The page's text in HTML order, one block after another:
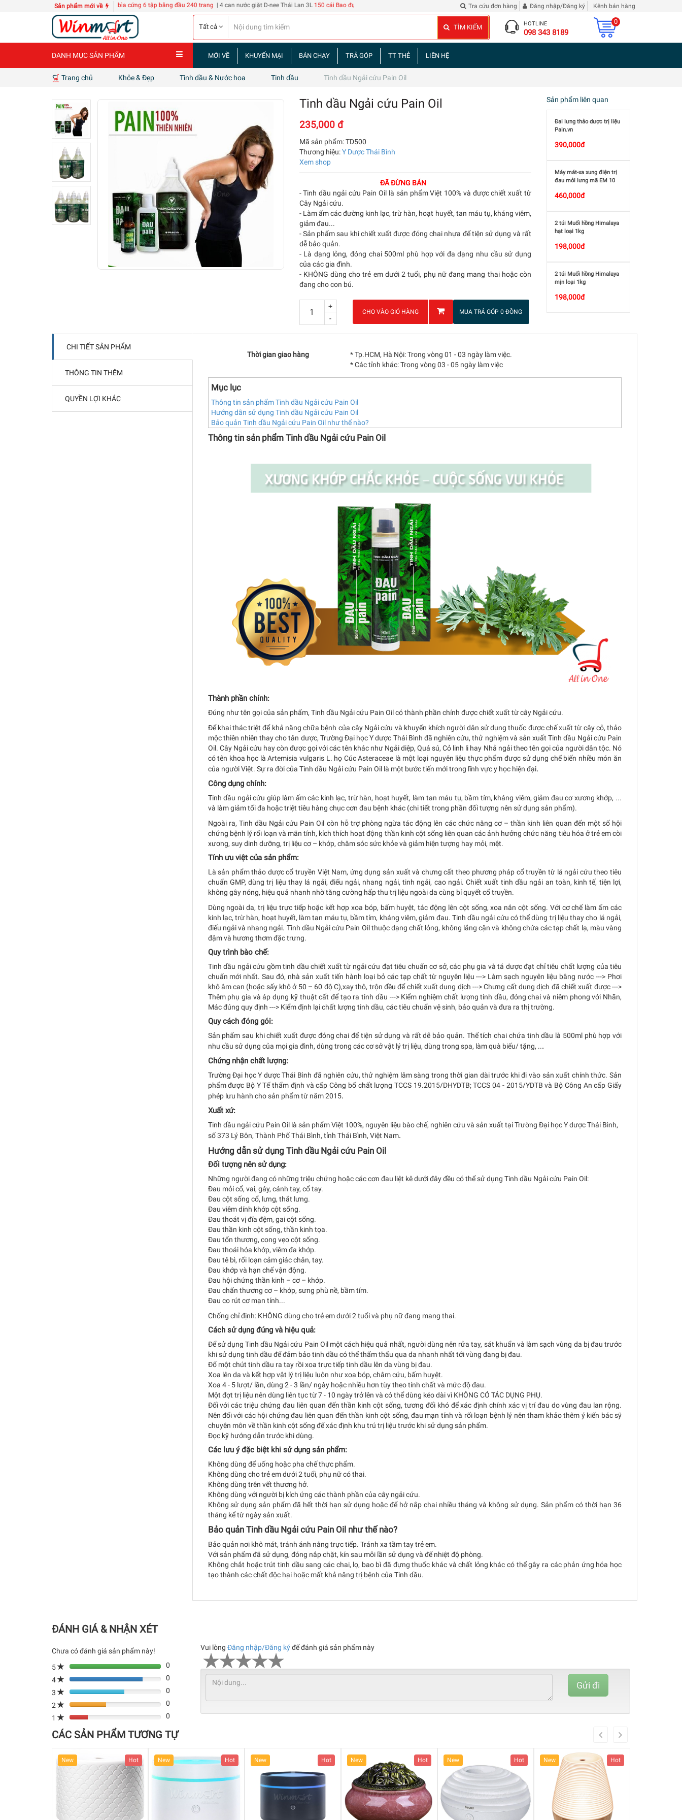
Sản phẩm mới về
10 quyển Sổ A3 bìa cứng 6 tập bằng đầu 240 trang | 4 can nước giặt D-nee Thái Lan 3L150 cái Bao đựng thẻ nhân viên 108 | 60 tập truyện tranh Tam Quốc Diễn NghĩaĐừng phê bình tôi | 2 chai Rượu Vang Hibiscus Roselle
Tra cứu đơn hàng Đăng nhập/Đăng ký Kênh bán hàng
Tất cả TÌM KIẾM HOTLINE
098 343 8189
0
DANH MỤC SẢN PHẨM MỚI VỀ KHUYẾN MẠI BÁN CHẠY TRẢ GÓP TT THẺ LIÊN HỆ
Trang chủ Khỏe & Đẹp Tinh dầu & Nước hoa Tinh dầu Tinh dầu Ngải cứu Pain Oil
Tinh dầu Ngải cứu Pain Oil
235,000 đ
Mã sản phẩm:TD500
Thương hiệu:Y Dược Thái Bình
Xem shop
ĐÃ ĐỪNG BÁN
- Tinh dầu ngải cứu Pain Oil là sản phẩm Việt 100% và được chiết xuất từ
Cây Ngải cứu.
- Làm ấm các đường kinh lạc, trừ hàn, hoạt huyết, tan máu tụ, kháng viêm,
giảm đau...
- Sản phẩm sau khi chiết xuất được đóng chai nhựa để tiện sử dụng và rất
dễ bảo quản.
- Là dạng lỏng, đóng chai 500ml phù hợp với đa dạng nhu cầu sử dụng
của các gia đình.
- KHÔNG dùng cho trẻ em dưới 2 tuổi, phụ nữ đang mang thai hoặc còn
đang cho con bú.
+
-
CHO VÀO GIỎ HÀNG MUA TRẢ GÓP 0 ĐỒNG
Sản phẩm liên quan
Đai lưng thảo dược trị liệu
Pain.vn
390,000đ
Máy mát-xa xung điện trị
đau mỏi lưng mã EM 10
460,000đ
2 túi Muối hồng Himalaya
hạt loại 1kg
198,000đ
2 túi Muối hồng Himalaya
mịn loại 1kg
198,000đ
CHI TIẾT SẢN PHẨM
THÔNG TIN THÊM
QUYỀN LỢI KHÁC
Thời gian giao hàng
* Tp.HCM, Hà Nội: Trong vòng 01 - 03 ngày làm việc.
* Các tỉnh khác: Trong vòng 03 - 05 ngày làm việc
Mục lục
Thông tin sản phẩm Tinh dầu Ngải cứu Pain Oil
Hướng dẫn sử dụng Tinh dầu Ngải cứu Pain Oil
Bảo quản Tinh dầu Ngải cứu Pain Oil như thế nào?
Thông tin sản phẩm Tinh dầu Ngải cứu Pain Oil
Thành phần chính:
Đúng như tên gọi của sản phẩm, Tinh dầu Ngải cứu Pain Oil có thành phần chính được chiết xuất từ cây Ngải cứu.
Để khai thác triệt để khả năng chữa bệnh của cây Ngải cứu và khuyến khích người dân sử dụng thuốc được chế xuất từ cây cỏ, thảo
mộc thiên nhiên thay cho tân dược, Trường Đại học Y dược Thái Bình đã nghiên cứu, thử nghiệm và sản xuất Tinh dầu Ngải cứu Pain
Oil. Cây Ngải cứu hay còn được gọi với các tên khác như Ngải diệp, Quá sú, Cỏ linh li hay Nhả ngải theo tên gọi của người dân tộc. Nó
có tên khoa học là Artemisia vulgaris L. họ Cúc Asteraceae là một loại nguyên liệu thực phẩm được sử dụng chế biến nhiều món ăn
của người Việt. Sự ra đời của Tinh dầu Ngải cứu Pain Oil là một bước tiến mới trong lĩnh vực y học hiện đại.
Công dụng chính:
Tinh dầu ngải cứu giúp làm ấm các kinh lạc, trừ hàn, hoạt huyết, làm tan máu tụ, bầm tím, kháng viêm, giảm đau cơ xương khớp, ...
và làm giảm tối đa hoặc triệt tiêu hàng chục cơn đau bệnh khác (chi tiết trong phần đối tượng nên sử dụng sản phẩm).
Ngoài ra, Tinh dầu Ngải cứu Pain Oil còn hỗ trợ phòng ngừa tác động lên các chức năng cơ – thần kinh liên quan đến một số hội
chứng bệnh lý rối loạn và mãn tính, kích thích hoạt động thần kinh cột sống liên quan các ảnh hưởng chức năng tiêu hóa ở trẻ em còi
xương, suy dinh dưỡng, trị liệu cơ – khớp, chăm sóc sức khỏe và giảm hiện tượng hay mỏi, mệt.
Tính ưu việt của sản phẩm:
Là sản phẩm thảo dược cổ truyền Việt Nam, ứng dụng sản xuất và chưng cất theo phương pháp cổ truyền từ lá ngải cứu theo tiêu
chuẩn GMP, dùng trị liệu thay lá ngải, điếu ngải, nhang ngải, tinh ngải, cao ngải. Chiết xuất tinh dầu ngải an toàn, kinh tế, tiện lợi,
không gây nóng, hiệu quả nhanh nhờ tăng cường hấp thu trị liệu ngoài da cùng bí quyết cổ truyền.
Dùng ngoài da, trị liệu trực tiếp hoặc kết hợp xoa bóp, bấm huyệt, tác động lên cột sống, xoa nắn cột sống. Với cơ chế làm ấm các
kinh lạc, trừ hàn, hoạt huyết, làm tan máu tụ, bầm tím, kháng viêm, giảm đau. Tinh dầu ngải cứu có thể dùng trị liệu thay cho lá ngải,
điếu ngải và nhang ngải. Tinh dầu Ngải cứu Pain Oil thuộc dạng chất lỏng, không lắng cặn và không chứa các tạp chất lạ, màu vàng
đậm và hương thơm đặc trưng.
Quy trình bào chế:
Tinh dầu ngải cứu gồm tinh dầu chiết xuất từ ngải cứu đạt tiêu chuẩn cơ sở, các phụ gia và tá dược đạt chỉ tiêu chất lượng của tiêu
chuẩn mới nhất. Sau đó, nhà sản xuất tiến hành loại bỏ các tạp chất từ nguyên liệu ---> Làm sạch nguyên liệu bằng nước ---> Phơi
khô âm can (hoặc sấy khô ở 50 – 60 độ C),xay thô, trộn đều để chiết xuất dung dịch ---> Chưng cất dung dịch đã chiết xuất được --->
Thêm phụ gia và áp dụng kỹ thuật cất để tạo ra tinh dầu ---> Kiểm nghiệm chất lượng tinh dầu, đóng chai và niêm phong với Nhãn,
Mác đúng quy định ---> Kiểm định lại chất lượng tinh dầu, các tiêu chuẩn vệ sinh, bảo quản và đưa ra thị trường.
Quy cách đóng gói:
Sản phẩm sau khi chiết xuất được đóng chai để tiện sử dụng và rất dễ bảo quản. Thể tích chai chứa tinh dầu là 500ml phù hợp với
nhu cầu sử dụng của mọi gia đình, dùng trong các cơ sở vật lý trị liệu, dùng trong spa, làm quà biếu/ tặng, ...
Chứng nhận chất lượng:
Trường Đại học Y dược Thái Bình đã nghiên cứu, thử nghiệm lâm sàng trong thời gian dài trước khi đi vào sản xuất chính thức. Sản
phẩm được Bộ Y Tế thẩm định và cấp Công bố chất lượng TCCS 19.2015/DHYDTB; TCCS 04 - 2015/YDTB và Bộ Công An cấp Giấy
phép lưu hành cho sản phẩm từ năm 2015.
Xuất xứ:
Tinh dầu ngải cứu Pain Oil là sản phẩm Việt 100%, nguyên liệu bào chế, nghiên cứu và sản xuất tại Trường Đại học Y dược Thái Bình,
số 373 Lý Bôn, Thành Phố Thái Bình, tỉnh Thái Bình, Việt Nam.
Hướng dẫn sử dụng Tinh dầu Ngải cứu Pain Oil
Đối tượng nên sử dụng:
Những người đang có những triệu chứng hoặc các cơn đau liệt kê dưới đây đều có thể sử dụng Tinh dầu Ngải cứu Pain Oil:
Đau mỏi cổ, vai, gáy, cánh tay, cổ tay.
Đau cột sống cổ, lưng, thắt lưng.
Đau viêm dính khớp cột sống.
Đau thoát vị đĩa đệm, gai cột sống.
Đau thần kinh cột sống, thần kinh tọa.
Đau tổn thương, cong vẹo cột sống.
Đau thoái hóa khớp, viêm đa khớp.
Đau tê bì, rối loạn cảm giác chân, tay.
Đau khớp và hạn chế vận động.
Đau hội chứng thần kinh – cơ – khớp.
Đau chấn thương cơ – khớp, sưng phù nề, bầm tím.
Đau co rút cơ mạn tính...
Chống chỉ định: KHÔNG dùng cho trẻ em dưới 2 tuổi và phụ nữ đang mang thai.
Cách sử dụng đúng và hiệu quả:
Để sử dụng Tinh dầu Ngải cứu Pain Oil một cách hiệu quả nhất, người dùng nên rửa tay, sát khuẩn và làm sạch vùng da bị đau trước
khi sử dụng tinh dầu để đảm bảo tinh dầu có thể thẩm thấu qua da nhanh nhất tới vùng đang bị đau.
Đổ một chút tinh dầu ra tay rồi xoa trực tiếp tinh dầu lên da vùng bị đau.
Xoa lên da và kết hợp vật lý trị liệu luôn như xoa bóp, châm cứu, bấm huyệt.
Xoa 4 - 5 lượt/ lần, dùng 2 - 3 lần/ ngày hoặc nhiều hơn tùy theo tính chất và mức độ đau.
Một đợt trị liệu nên dùng liên tục từ 7 - 10 ngày trở lên và có thể dùng kéo dài vì KHÔNG CÓ TÁC DỤNG PHỤ.
Đối với các triệu chứng đau liên quan đến thần kinh cột sống, tương đối khó để xác định chính xác vị trí đau do vùng đau lan rộng.
Nên đối với các hội chứng đau liên quan đến thần kinh cột sống, đau mạn tính và rối loạn bệnh lý nên tham khảo thêm ý kiến bác sỹ
chuyên môn về thần kinh cột sống để xác định khu trú trị liệu trước khi sử dụng sản phẩm.
Đọc kỹ hướng dẫn trước khi dùng.
Các lưu ý đặc biệt khi sử dụng sản phẩm:
Không dùng để uống hoặc pha chế thực phẩm.
Không dùng cho trẻ em dưới 2 tuổi, phụ nữ có thai.
Không dùng trên vết thương hở.
Không dùng với người bị kích ứng các thành phần của cây ngải cứu.
Không sử dụng sản phẩm đã hết thời hạn sử dụng hoặc để hở nắp chai nhiều tháng và không sử dụng. Sản phẩm có thời hạn 36
tháng kể từ ngày sản xuất.
Bảo quản Tinh dầu Ngải cứu Pain Oil như thế nào?
Bảo quản nơi khô mát, tránh ánh nắng trực tiếp. Tránh xa tầm tay trẻ em.
Với sản phẩm đã sử dụng, đóng nắp chặt, kín sau mỗi lần sử dụng và để nhiệt độ phòng.
Không chắt hoặc trút tinh dầu sang các chai, lọ, bao bì đã đựng thuốc khác và chất lỏng khác có thể gây ra các phản ứng hóa học
tạo thành các chất độc hại hoặc mất khả năng trị bệnh của Tinh dầu.
ĐÁNH GIÁ & NHẬN XÉT
Chưa có đánh giá sản phẩm này!
5
80%
0
4
80%
Complete
(danger)
0
3
80%
Complete
(danger)
0
2
80%
Complete
0
1
80%
Complete
(danger)
0
Vui lòng Đăng nhập/Đăng kýđể đánh giá sản phẩm này
Gửi đi
CÁC SẢN PHẨM TƯƠNG TỰ
Hot New Hot New Hot Hot New Hot Hot New